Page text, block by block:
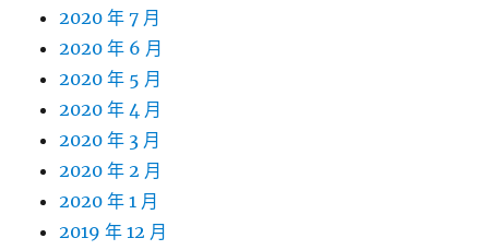
2020 年 7 月
2020 年 6 月
2020 年 5 月
2020 年 4 月
2020 年 3 月
2020 年 2 月
2020 年 1 月
2019 年 12 月